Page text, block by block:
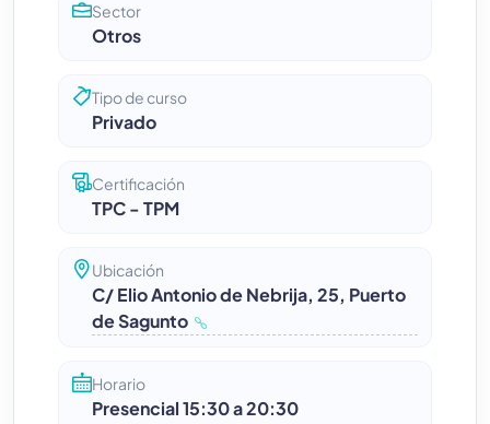
Sector
Otros
Tipo de curso
Privado
Certificación
TPC - TPM
Ubicación
C/ Elio Antonio de Nebrija, 25, Puerto
de Sagunto
Horario
Presencial 15:30 a 20:30